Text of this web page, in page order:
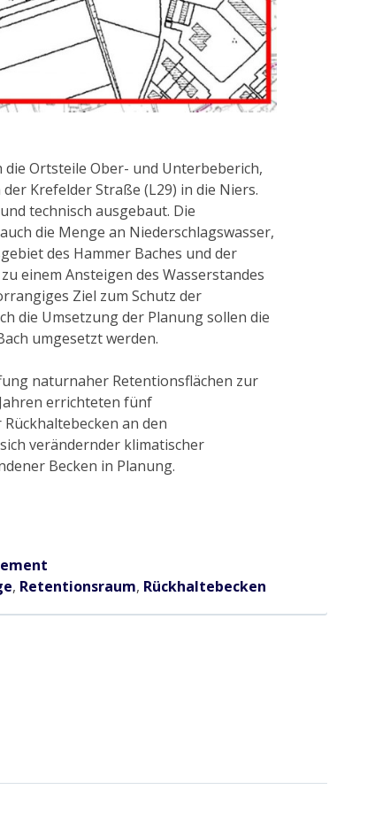
Ortsteile Ober- und Unterbeberich,
Krefelder Straße (L29) in die Niers.
technisch ausgebaut. Die
die Menge an Niederschlagswasser,
des Hammer Baches und der
einem Ansteigen des Wasserstandes
Ziel zum Schutz der
die Umsetzung der Planung sollen die
umgesetzt werden.
naturnaher Retentionsflächen zur
errichteten fünf
an den
verändernder klimatischer
Becken in Planung.
, Retentionsraum, Rückhaltebecken